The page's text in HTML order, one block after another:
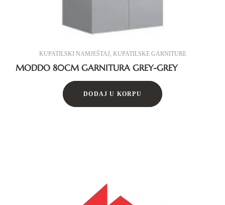
KUPATILSKI NAMJEŠTAJ, KUPATILSKE GARNITURE
MODDO 80CM GARNITURA GREY-GREY
DODAJ U KORPU